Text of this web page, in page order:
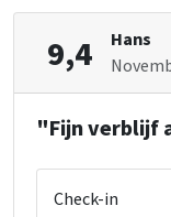
Heber
Geeignet für
Ohne Schwelle
Angepasste
Küche
Art des Herds:
Anzahl der
9,4
Hans
"Fijn verblijf
Check-in